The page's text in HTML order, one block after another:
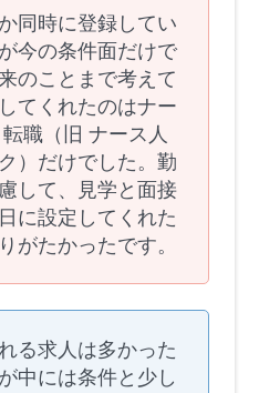
同時に登録してい
今の条件面だけで
のことまで考えて
てくれたのはナー
職（旧 ナース人
）だけでした。勤
して、見学と面接
に設定してくれた
がたかったです。
る求人は多かった
中には条件と少し